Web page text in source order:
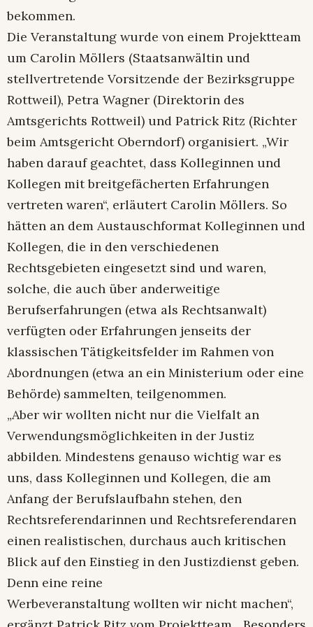
bekommen.
Die Veranstaltung wurde von einem Projektteam
um Carolin Möllers (Staatsanwältin und
stellvertretende Vorsitzende der Bezirksgruppe
Rottweil), Petra Wagner (Direktorin des
Amtsgerichts Rottweil) und Patrick Ritz (Richter
beim Amtsgericht Oberndorf) organisiert. „Wir
haben darauf geachtet, dass Kolleginnen und
Kollegen mit breitgefächerten Erfahrungen
vertreten waren“, erläutert Carolin Möllers. So
hätten an dem Austauschformat Kolleginnen und
Kollegen, die in den verschiedenen
Rechtsgebieten eingesetzt sind und waren,
solche, die auch über anderweitige
Berufserfahrungen (etwa als Rechtsanwalt)
verfügten oder Erfahrungen jenseits der
klassischen Tätigkeitsfelder im Rahmen von
Abordnungen (etwa an ein Ministerium oder eine
Behörde) sammelten, teilgenommen.
„Aber wir wollten nicht nur die Vielfalt an
Verwendungsmöglichkeiten in der Justiz
abbilden. Mindestens genauso wichtig war es
uns, dass Kolleginnen und Kollegen, die am
Anfang der Berufslaufbahn stehen, den
Rechtsreferendarinnen und Rechtsreferendaren
einen realistischen, durchaus auch kritischen
Blick auf den Einstieg in den Justizdienst geben.
Denn eine reine
Werbeveranstaltung wollten wir nicht machen“,